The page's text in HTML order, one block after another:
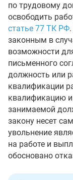
по трудовому
освободить
статье 77 ТК РФ
законным в
возможности
письменного
должность или
квалификации
квалификацию и
занимаемой
закону несет
увольнение
на работе и
обосновано